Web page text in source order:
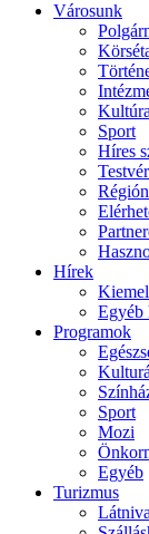
Városunk
Kultúra
Sport
Híres
Hírek
Egyéb
Programok
Sport
Mozi
Egyéb
Turizmus